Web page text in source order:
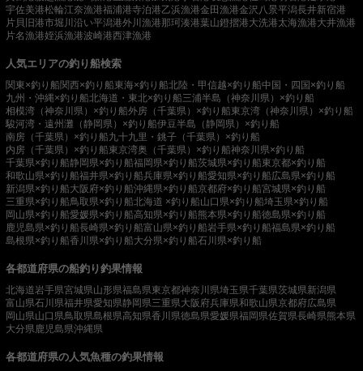
宇佐美港松輪江奈漁港福浦港寺泊港乙浜漁港金田漁港金沢八景平潟長井新宿港
片貝旧港市堀川沿い平潟港外川漁港那珂湊港葉山鐙摺港大洗港太海漁港大井漁港
片名漁港姪浜漁港波崎港西津漁港
人気エリアの釣り船検索
関東×釣り船関西×釣り船東海×釣り船北陸・甲信越×釣り船中国・四国×釣り船
九州・沖縄×釣り船北海道・東北×釣り船三浦半島（神奈川県）×釣り船
相模湾（神奈川県）×釣り船外房（千葉県）×釣り船東京湾（神奈川県）×釣り船
駿河湾・遠州灘（静岡県）×釣り船伊豆半島（静岡県）×釣り船
南房（千葉県）×釣り船九十九里・銚子（千葉県）×釣り船
内房（千葉県）×釣り船東京湾奥（千葉県）×釣り船神奈川県×釣り船
千葉県×釣り船静岡県×釣り船福岡県×釣り船茨城県×釣り船東京都×釣り船
和歌山県×釣り船福井県×釣り船兵庫県×釣り船愛知県×釣り船広島県×釣り船
新潟県×釣り船大阪府×釣り船沖縄県×釣り船京都府×釣り船宮城県×釣り船
三重県×釣り船鳥取県×釣り船北海道 ×釣り船山口県×釣り船埼玉県×釣り船
岡山県×釣り船愛媛県×釣り船高知県×釣り船熊本県×釣り船徳島県×釣り船
鹿児島県×釣り船長崎県×釣り船富山県×釣り船岩手県×釣り船福島県×釣り船
島根県×釣り船香川県×釣り船大分県×釣り船石川県×釣り船
各都道府県の船釣り釣果情報
北海道岩手県宮城県山形県福島県東京都神奈川県埼玉県千葉県茨城県新潟県
富山県石川県福井県愛知県静岡県三重県大阪府兵庫県和歌山県京都府広島県
岡山県山口県鳥取県島根県高知県香川県徳島県愛媛県福岡県佐賀県長崎県熊本県
大分県 鹿児島県沖縄県
各都道府県の人気魚種の釣果情報